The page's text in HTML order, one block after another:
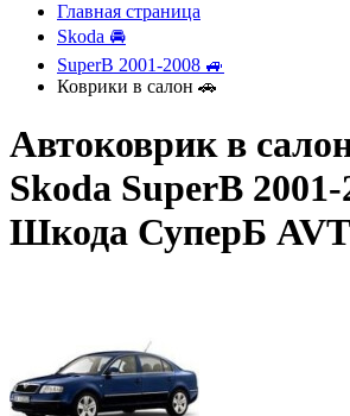
Главная страница
Skoda 🚘
SuperB 2001-2008 🚙
Коврики в салон 🚗
Автоковрик в
Skoda SuperB 2001-
Шкода СуперБ